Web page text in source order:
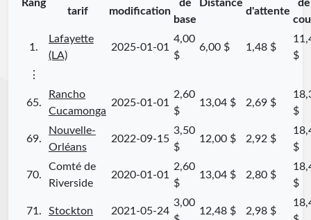
Rang
tarif
modification
de
base
Distance
d'attente
1.
Lafayette
(LA)
2025-01-01
4,00
$
6,00 $ 1,48 $
$
⋮
65.
Rancho
Cucamonga
2025-01-01
2,60
$
13,04 $ 2,69 $
$
69.
Nouvelle-
Orléans
2022-09-15
3,50
$
12,00 $ 2,92 $
$
70.
Comté de
Riverside
2020-01-01
2,60
$
13,04 $ 2,80 $
$
71. Stockton 2021-05-24
3,00
12,48 $ 2,98 $